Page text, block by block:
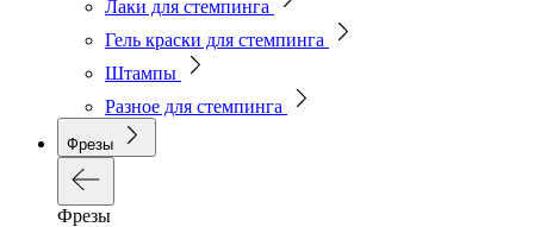
Лаки для стемпинга
Гель краски для стемпинга
Штампы
Разное для стемпинга
Фрезы
Фрезы